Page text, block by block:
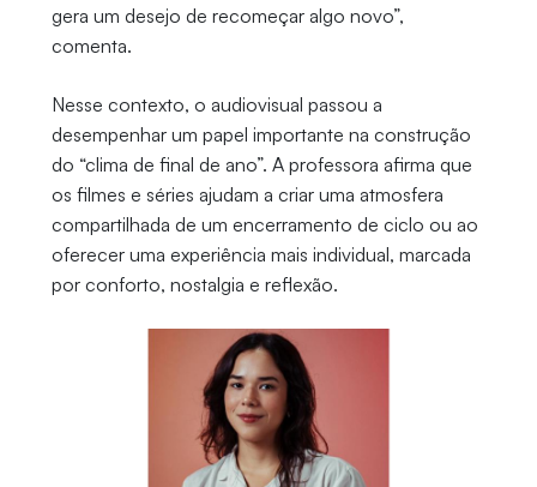
gera um desejo de recomeçar algo novo”,
comenta.
Nesse contexto, o audiovisual passou a
desempenhar um papel importante na construção
do “clima de final de ano”. A professora afirma que
os filmes e séries ajudam a criar uma atmosfera
compartilhada de um encerramento de ciclo ou ao
oferecer uma experiência mais individual, marcada
por conforto, nostalgia e reflexão.